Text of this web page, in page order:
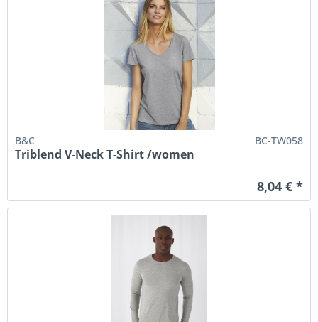
B&C BC-TW058
Triblend V-Neck T-Shirt /women
8,04 € *